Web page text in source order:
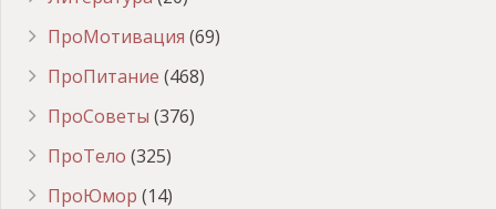
ПроМотивация (69)
ПроПитание (468)
ПроСоветы (376)
ПроТело (325)
ПроЮмор (14)